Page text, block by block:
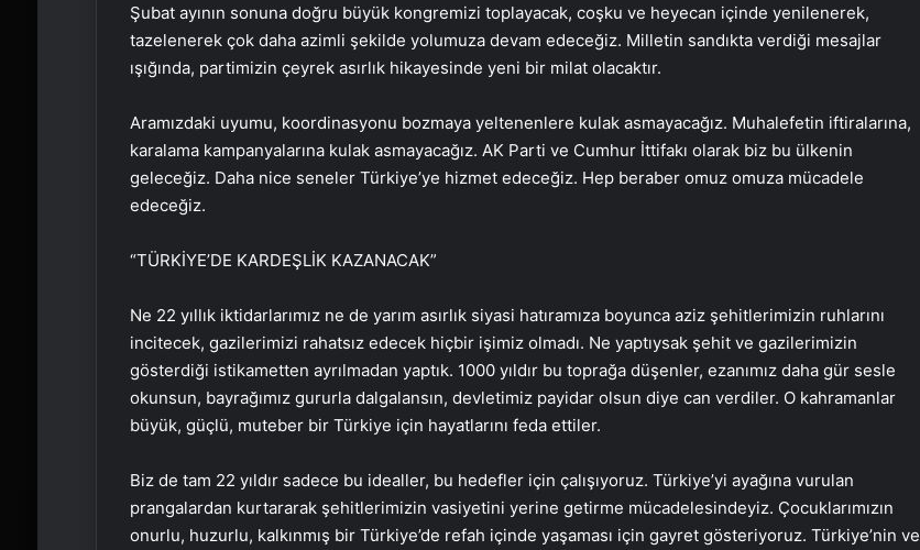
Şubat ayının sonuna doğru büyük kongremizi toplayacak, coşku ve heyecan içinde yenilenerek,
tazelenerek çok daha azimli şekilde yolumuza devam edeceğiz. Milletin sandıkta verdiği mesajlar
ışığında, partimizin çeyrek asırlık hikayesinde yeni bir milat olacaktır.
Aramızdaki uyumu, koordinasyonu bozmaya yeltenenlere kulak asmayacağız. Muhalefetin iftiralarına,
karalama kampanyalarına kulak asmayacağız. AK Parti ve Cumhur İttifakı olarak biz bu ülkenin
geleceğiz. Daha nice seneler Türkiye’ye hizmet edeceğiz. Hep beraber omuz omuza mücadele
edeceğiz.
“TÜRKİYE’DE KARDEŞLİK KAZANACAK”
Ne 22 yıllık iktidarlarımız ne de yarım asırlık siyasi hatıramıza boyunca aziz şehitlerimizin ruhlarını
incitecek, gazilerimizi rahatsız edecek hiçbir işimiz olmadı. Ne yaptıysak şehit ve gazilerimizin
gösterdiği istikametten ayrılmadan yaptık. 1000 yıldır bu toprağa düşenler, ezanımız daha gür sesle
okunsun, bayrağımız gururla dalgalansın, devletimiz payidar olsun diye can verdiler. O kahramanlar
büyük, güçlü, muteber bir Türkiye için hayatlarını feda ettiler.
Biz de tam 22 yıldır sadece bu idealler, bu hedefler için çalışıyoruz. Türkiye’yi ayağına vurulan
prangalardan kurtararak şehitlerimizin vasiyetini yerine getirme mücadelesindeyiz. Çocuklarımızın
onurlu, huzurlu, kalkınmış bir Türkiye’de refah içinde yaşaması için gayret gösteriyoruz. Türkiye’nin ve